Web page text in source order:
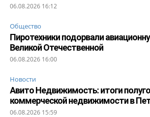
06.08.2026 16:12
Общество
Пиротехники подорвали
Великой Отечественной
06.08.2026 16:00
Новости
Авито Недвижимость: итоги
коммерческой недвижимости в
06.08.2026 15:59